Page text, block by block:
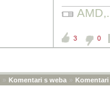
3 0
» Komentari s weba » Komentari